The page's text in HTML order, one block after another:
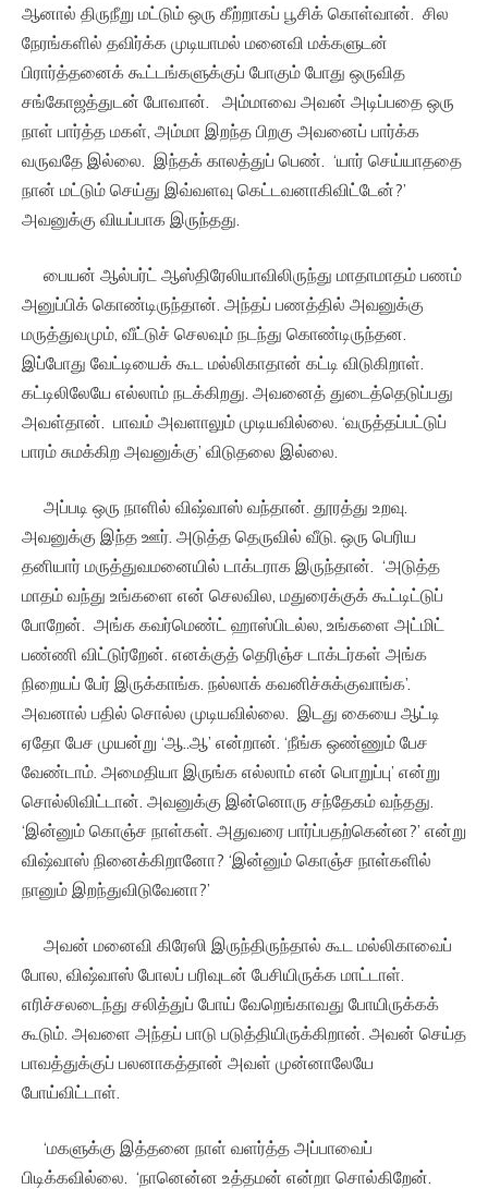
ஆனால் திருநீறு மட்டும் ஒரு கீற்றாகப் பூசிக் கொள்வான். சில
நேரங்களில் தவிர்க்க முடியாமல் மனைவி மக்களுடன்
பிரார்த்தனைக் கூட்டங்களுக்குப் போகும் போது ஒருவித
சங்கோஜத்துடன் போவான். அம்மாவை அவன் அடிப்பதை ஒரு
நாள் பார்த்த மகள், அம்மா இறந்த பிறகு அவனைப் பார்க்க
வருவதே இல்லை. இந்தக் காலத்துப் பெண். ‘யார் செய்யாததை
நான் மட்டும் செய்து இவ்வளவு கெட்டவனாகிவிட்டேன்?’
அவனுக்கு வியப்பாக இருந்தது.
பையன் ஆல்பர்ட் ஆஸ்திரேலியாவிலிருந்து மாதாமாதம் பணம்
அனுப்பிக் கொண்டிருந்தான். அந்தப் பணத்தில் அவனுக்கு
மருத்துவமும், வீட்டுச் செலவும் நடந்து கொண்டிருந்தன.
இப்போது வேட்டியைக் கூட மல்லிகாதான் கட்டி விடுகிறாள்.
கட்டிலிலேயே எல்லாம் நடக்கிறது. அவனைத் துடைத்தெடுப்பது
அவள்தான். பாவம் அவளாலும் முடியவில்லை. ‘வருத்தப்பட்டுப்
பாரம் சுமக்கிற அவனுக்கு’ விடுதலை இல்லை.
அப்படி ஒரு நாளில் விஷ்வாஸ் வந்தான். தூரத்து உறவு.
அவனுக்கு இந்த ஊர். அடுத்த தெருவில் வீடு. ஒரு பெரிய
தனியார் மருத்துவமனையில் டாக்டராக இருந்தான். ‘அடுத்த
மாதம் வந்து உங்களை என் செலவில, மதுரைக்குக் கூட்டிட்டுப்
போறேன். அங்க கவர்மெண்ட் ஹாஸ்பிடல்ல, உங்களை அட்மிட்
பண்ணி விட்டுர்றேன். எனக்குத் தெரிஞ்ச டாக்டர்கள் அங்க
நிறையப் பேர் இருக்காங்க. நல்லாக் கவனிச்சுக்குவாங்க’.
அவனால் பதில் சொல்ல முடியவில்லை. இடது கையை ஆட்டி
ஏதோ பேச முயன்று ‘ஆ..ஆ’ என்றான். ‘நீங்க ஒண்ணும் பேச
வேண்டாம். அமைதியா இருங்க எல்லாம் என் பொறுப்பு’ என்று
சொல்லிவிட்டான். அவனுக்கு இன்னொரு சந்தேகம் வந்தது.
‘இன்னும் கொஞ்ச நாள்கள். அதுவரை பார்ப்பதற்கென்ன?’ என்று
விஷ்வாஸ் நினைக்கிறானோ? ‘இன்னும் கொஞ்ச நாள்களில்
நானும் இறந்துவிடுவேனா?’
அவன் மனைவி கிரேஸி இருந்திருந்தால் கூட மல்லிகாவைப்
போல, விஷ்வாஸ் போலப் பரிவுடன் பேசியிருக்க மாட்டாள்.
எரிச்சலடைந்து சலித்துப் போய் வேறெங்காவது போயிருக்கக்
கூடும். அவளை அந்தப் பாடு படுத்தியிருக்கிறான். அவன் செய்த
பாவத்துக்குப் பலனாகத்தான் அவள் முன்னாலேயே
போய்விட்டாள்.
‘மகளுக்கு இத்தனை நாள் வளர்த்த அப்பாவைப்
பிடிக்கவில்லை. ‘நானென்ன உத்தமன் என்றா சொல்கிறேன்.